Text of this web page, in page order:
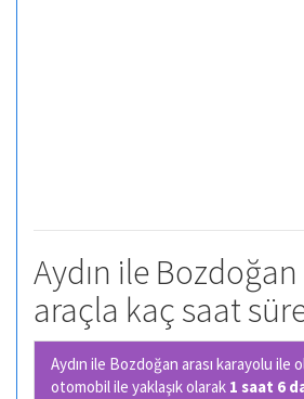
Aydın ile Bozdoğan
araçla kaç saat
Aydın ile Bozdoğan arası karayolu ile
otomobil ile yaklaşık olarak 1 saat 6